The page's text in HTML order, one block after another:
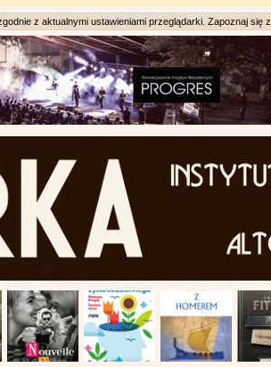
z aktualnymi ustawieniami przeglądarki. Zapoznaj się z